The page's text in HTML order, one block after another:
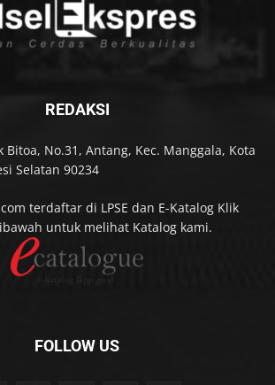
REDAKSI
Bitoa, No.31, Antang, Kec. Manggala, Kota
Selatan 90234
terdaftar di LPSE dan E-Katalog Klik
untuk melihat Katalog kami.
FOLLOW US